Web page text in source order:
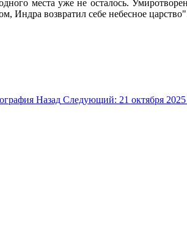
места уже не осталось.
Индра возвратил себе небесное
Назад Следующий: 21 октября